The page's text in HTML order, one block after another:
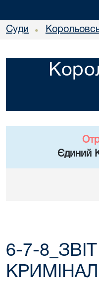
Суди •
Єдиний
6-7-